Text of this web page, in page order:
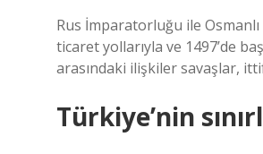
Rus İmparatorluğu ile
ticaret yollarıyla ve 1497’de
arasındaki ilişkiler savaşlar,
Türkiye’nin